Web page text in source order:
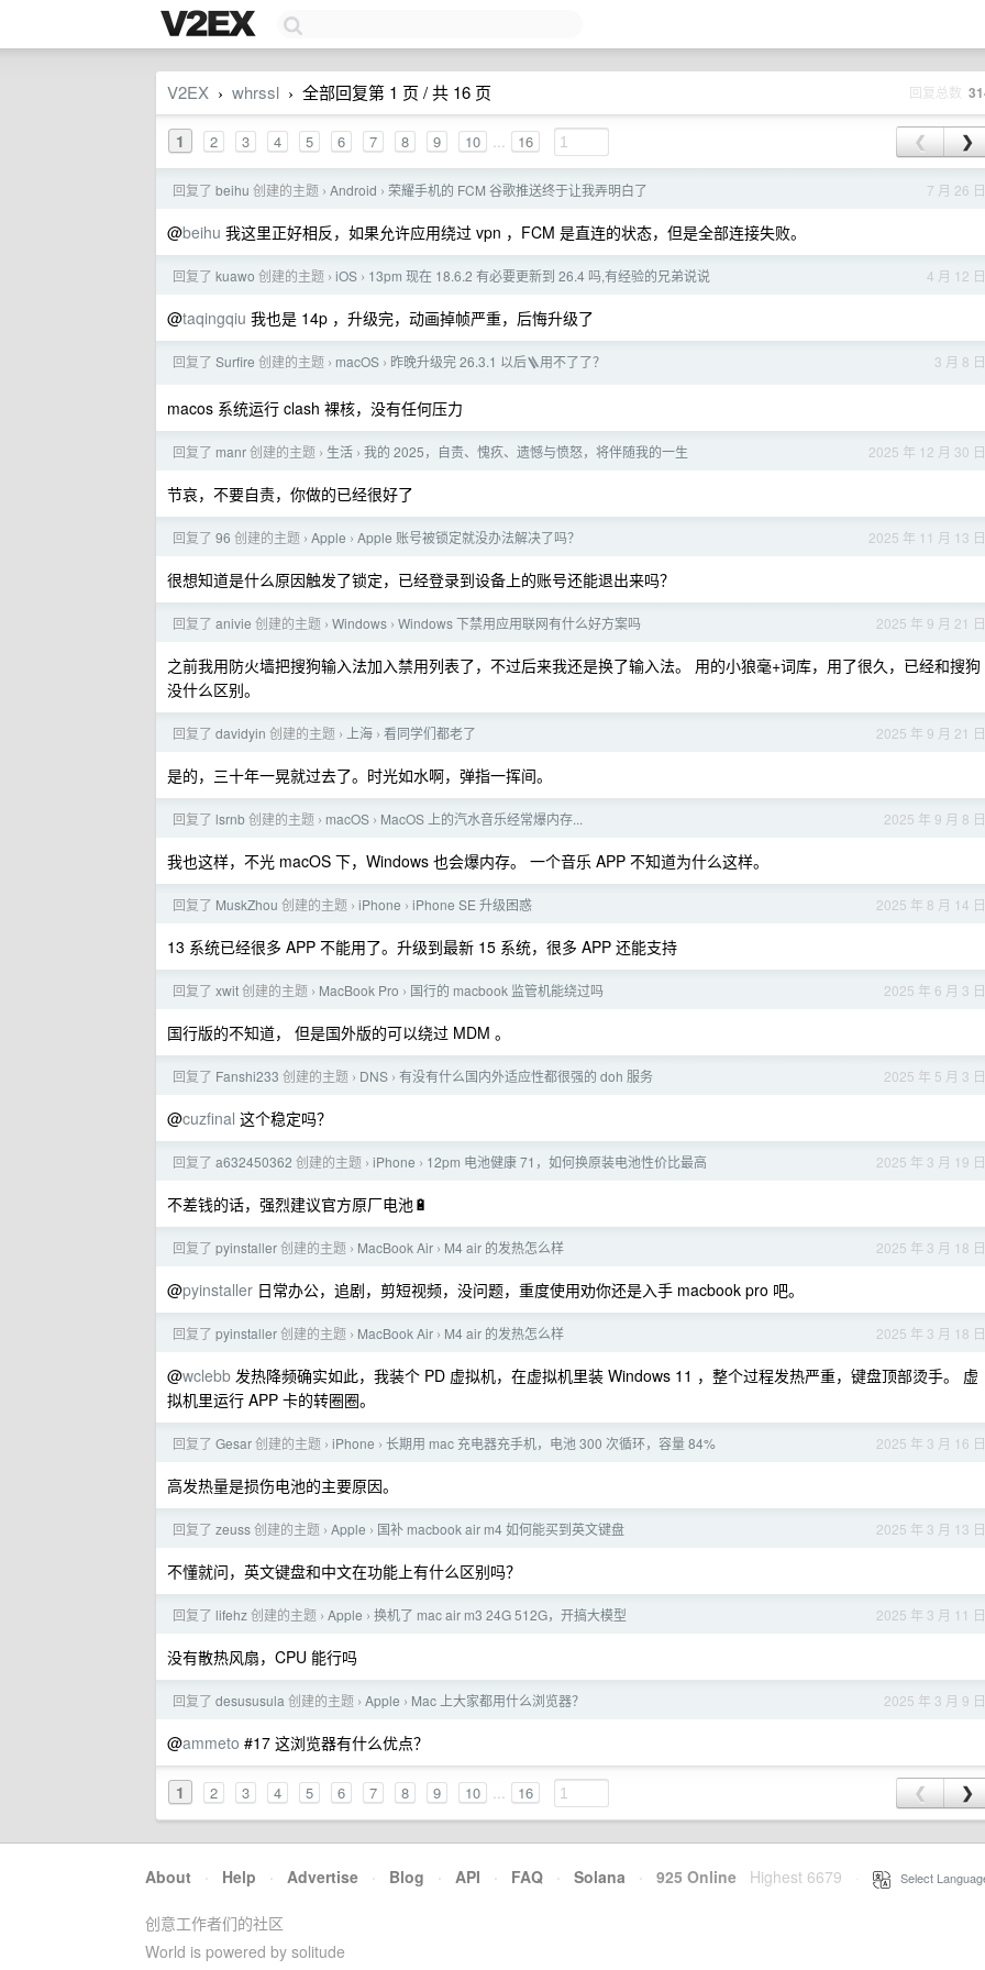
V2EX › whrssl › 全部回复第 1 页 / 共 16 页 回复总数
1 2 3 4 5 6 7 8 9 10 ... 16 ❮ ❯
7 月 26 日
回复了 beihu 创建的主题 › Android › 荣耀手机的 FCM 谷歌推送终于让我弄明白了
@beihu 我这里正好相反，如果允许应用绕过 vpn ，FCM 是直连的状态，但是全部连接失败。
4 月 12 日
回复了 kuawo 创建的主题 › iOS › 13pm 现在 18.6.2 有必要更新到 26.4 吗,有经验的兄弟说说
@taqingqiu 我也是 14p ，升级完，动画掉帧严重，后悔升级了
3 月 8 日
回复了 Surfire 创建的主题 › macOS › 昨晚升级完 26.3.1 以后🪜用不了了？
macos 系统运行 clash 裸核，没有任何压力
2025 年 12 月 30 日
回复了 manr创建的主题 › 生活 › 我的 2025，自责、愧疚、遗憾与愤怒，将伴随我的一生
节哀，不要自责，你做的已经很好了
2025 年 11 月 13 日
回复了 96 创建的主题 › Apple › Apple 账号被锁定就没办法解决了吗？
很想知道是什么原因触发了锁定，已经登录到设备上的账号还能退出来吗？
2025 年 9 月 21 日
回复了 anivie 创建的主题 › Windows › Windows 下禁用应用联网有什么好方案吗
之前我用防火墙把搜狗输入法加入禁用列表了，不过后来我还是换了输入法。 用的小狼毫+词库，用了很久，已经和搜狗
没什么区别。
2025 年 9 月 21 日
回复了 davidyin 创建的主题 › 上海 › 看同学们都老了
是的，三十年一晃就过去了。时光如水啊，弹指一挥间。
2025 年 9 月 8 日
回复了 lsrnb创建的主题 › macOS › MacOS 上的汽水音乐经常爆内存...
我也这样，不光 macOS 下，Windows 也会爆内存。 一个音乐 APP 不知道为什么这样。
2025 年 8 月 14 日
回复了 MuskZhou 创建的主题 › iPhone › iPhone SE 升级困惑
13 系统已经很多 APP 不能用了。升级到最新 15 系统，很多 APP 还能支持
2025 年 6 月 3 日
回复了 xwit创建的主题 › MacBook Pro › 国行的 macbook 监管机能绕过吗
国行版的不知道， 但是国外版的可以绕过 MDM 。
2025 年 5 月 3 日
回复了 Fanshi233 创建的主题 › DNS › 有没有什么国内外适应性都很强的 doh 服务
@cuzfinal 这个稳定吗？
2025 年 3 月 19 日
回复了 a632450362 创建的主题 › iPhone › 12pm 电池健康 71，如何换原装电池性价比最高
不差钱的话，强烈建议官方原厂电池🔋
2025 年 3 月 18 日
回复了 pyinstaller创建的主题 › MacBook Air › M4 air 的发热怎么样
@pyinstaller 日常办公，追剧，剪短视频，没问题，重度使用劝你还是入手 macbook pro 吧。
2025 年 3 月 18 日
回复了 pyinstaller创建的主题 › MacBook Air › M4 air 的发热怎么样
@wclebb 发热降频确实如此，我装个 PD 虚拟机，在虚拟机里装 Windows 11 ，整个过程发热严重，键盘顶部烫手。 虚
拟机里运行 APP 卡的转圈圈。
2025 年 3 月 16 日
回复了 Gesar创建的主题 › iPhone › 长期用 mac 充电器充手机，电池 300 次循环，容量 84%
高发热量是损伤电池的主要原因。
2025 年 3 月 13 日
回复了 zeuss创建的主题 › Apple › 国补 macbook air m4 如何能买到英文键盘
不懂就问，英文键盘和中文在功能上有什么区别吗？
2025 年 3 月 11 日
回复了 lifehz创建的主题 › Apple › 换机了 mac air m3 24G 512G，开搞大模型
没有散热风扇，CPU 能行吗
2025 年 3 月 9 日
回复了 desususula 创建的主题 › Apple › Mac 上大家都用什么浏览器？
@ammeto #17 这浏览器有什么优点？
1 2 3 4 5 6 7 8 9 10 ... 16 ❮ ❯
About · Help · Advertise · Blog · API · FAQ · Solana · 925 Online Highest 6679 Select
创意工作者们的社区
World is powered by solitude